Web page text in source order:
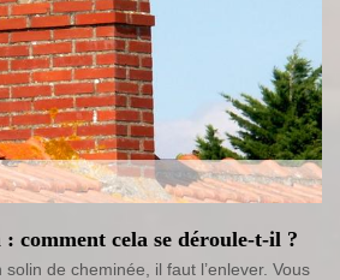
comment cela se déroule-t-il ?
de cheminée, il faut l’enlever. Vous